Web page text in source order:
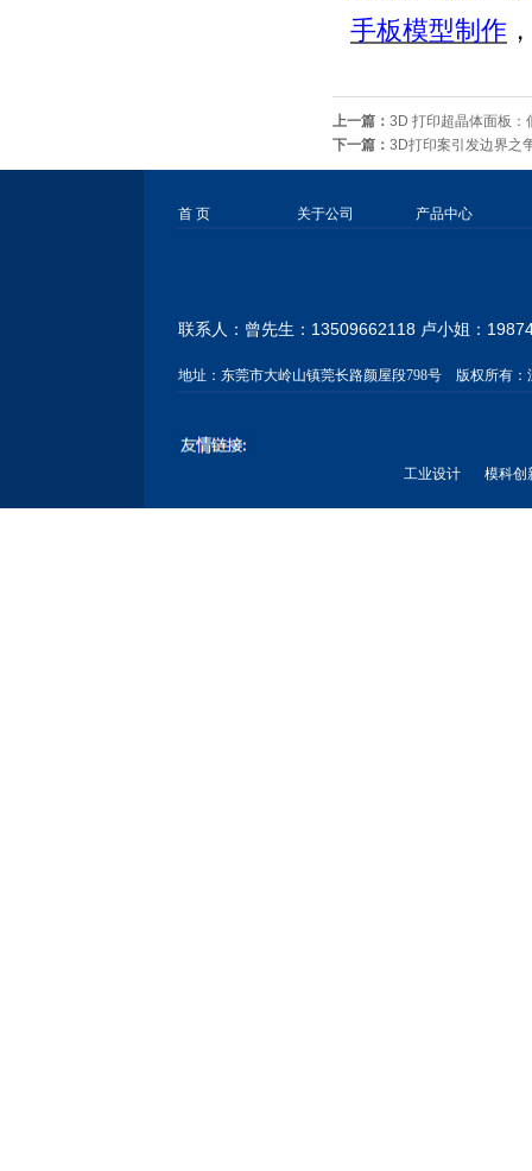
手板模型制作 ，
上一篇： 3D 打印超晶体面板：
下一篇： 3D打印案引发边界之
首 页 关于公司 产品中心
联系人：曾先生：13509662118 卢小姐：
地址： 东莞市大岭山镇莞长路颜屋段798号 版权所有：
工业设计 模科创